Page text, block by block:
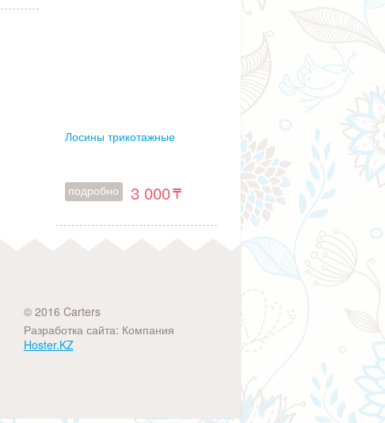
Лосины трикотажные
подробно 3 000
© 2016 Carters
Разработка сайта: Компания
Hoster.KZ